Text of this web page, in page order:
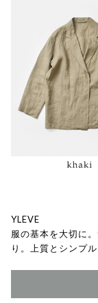
YLEVE
服の基本を大切に
り。上質とシンプ